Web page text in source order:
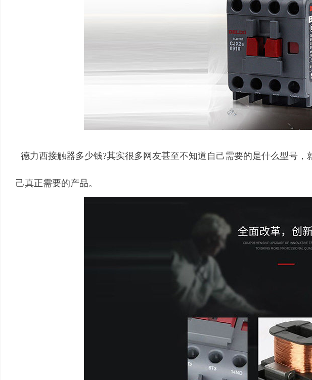
德力西接触器多少钱?其实很多网友甚至不知道自己需要的是什么型号
己真正需要的产品。